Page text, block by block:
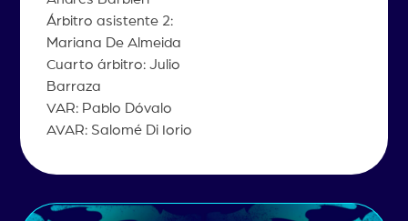
Árbitro asistente 2:
Mariana De Almeida
Cuarto árbitro: Julio
Barraza
VAR: Pablo Dóvalo
AVAR: Salomé Di Iorio